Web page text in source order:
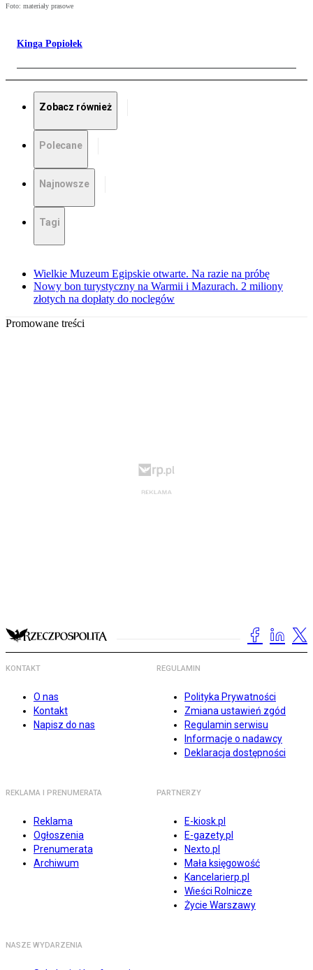
Foto: materiały prasowe
Kinga Popiołek
Zobacz również
Polecane
Najnowsze
Tagi
Wielkie Muzeum Egipskie otwarte. Na razie na próbę
Nowy bon turystyczny na Warmii i Mazurach. 2 miliony
złotych na dopłaty do noclegów
Promowane treści
KONTAKT
O nas
Kontakt
Napisz do nas
REGULAMIN
Polityka Prywatności
Zmiana ustawień zgód
Regulamin serwisu
Informacje o nadawcy
Deklaracja dostępności
REKLAMA I PRENUMERATA
Reklama
Ogłoszenia
Prenumerata
Archiwum
PARTNERZY
E-kiosk.pl
E-gazety.pl
Nexto.pl
Mała księgowość
Kancelarierp.pl
Wieści Rolnicze
Życie Warszawy
NASZE WYDARZENIA